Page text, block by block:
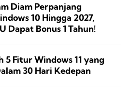
Diam Perpanjang
10 Hingga 2027,
Dapat Bonus 1 Tahun!
5 Fitur Windows 11 yang
30 Hari Kedepan